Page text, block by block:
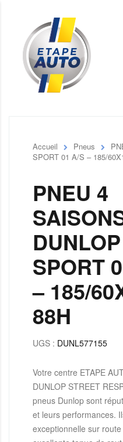
Accueil Pneus
SPORT 01 A/S – 185/
PNEU 4
SPORT
– 185/
88H
UGS : DUNL577155
Votre centre ETAPE
DUNLOP STREET
pneus Dunlop sont
et leurs performances.
exceptionnelle sur